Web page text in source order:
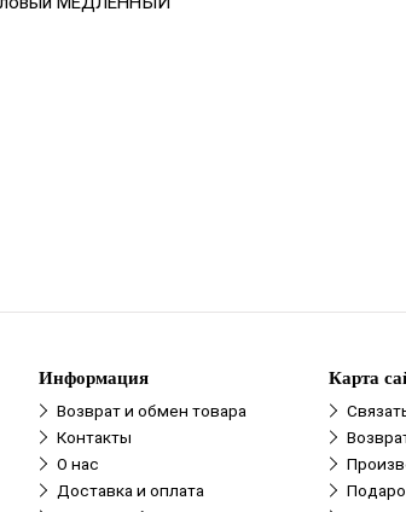
Информация
Возврат и обмен товара
Контакты
О нас
Доставка и оплата
Карта